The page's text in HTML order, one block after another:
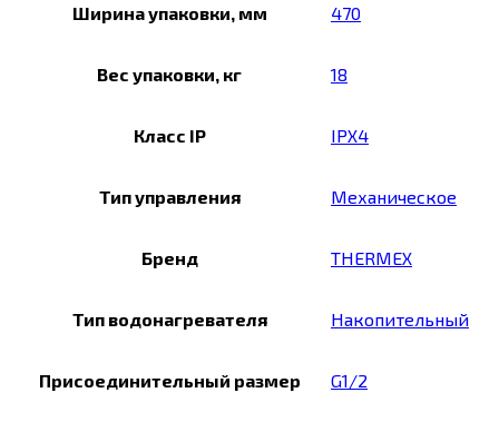
Ширина упаковки, мм 470
Вес упаковки, кг 18
Класс IP IPX4
Тип управления Механическое
Бренд THERMEX
Тип водонагревателя Накопительный
Присоединительный размер G1/2